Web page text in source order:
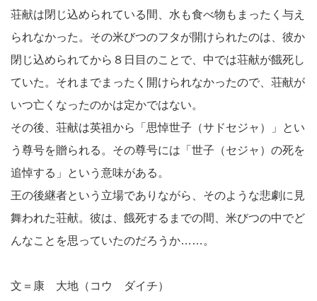
荘献は閉じ込められている間、水も食べ物もまったく与え
られなかった。その米びつのフタが開けられたのは、彼か
閉じ込められてから８日目のことで、中では荘献が餓死し
ていた。それまでまったく開けられなかったので、荘献が
いつ亡くなったのかは定かではない。
その後、荘献は英祖から「思悼世子（サドセジャ）」とい
う尊号を贈られる。その尊号には「世子（セジャ）の死を
追悼する」という意味がある。
王の後継者という立場でありながら、そのような悲劇に見
舞われた荘献。彼は、餓死するまでの間、米びつの中でど
んなことを思っていたのだろうか……。
文＝康 大地（コウ ダイチ）